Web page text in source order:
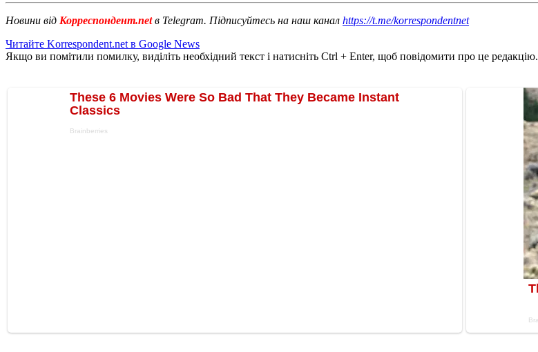
Новини від Корреспондент.netв Telegram. Підписуйтесь на наш канал https://t.me/korrespondentnet
Читайте Korrespondent.net в Google News
Якщо ви помітили помилку, виділіть необхідний текст і натисніть Ctrl + Enter, щоб повідомити про це редакцію.